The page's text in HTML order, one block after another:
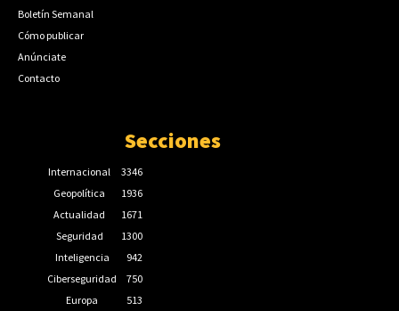
Boletín Semanal
Cómo publicar
Anúnciate
Contacto
Secciones
Internacional
3346
Geopolítica
1936
Actualidad
1671
Seguridad
1300
Inteligencia
942
Ciberseguridad
750
Europa
513